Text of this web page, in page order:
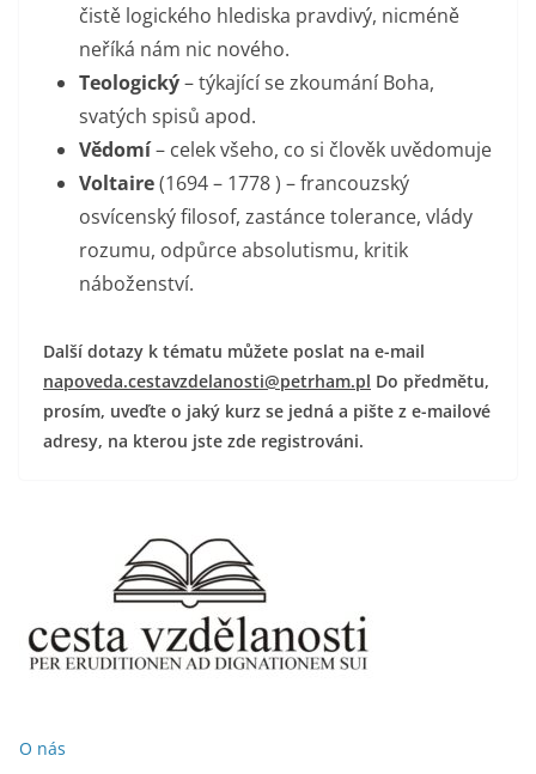
čistě logického hlediska pravdivý, nicméně
neříká nám nic nového.
Teologický– týkající se zkoumání Boha,
svatých spisů apod.
Vědomí– celek všeho, co si člověk uvědomuje
Voltaire(1694 – 1778 ) – francouzský
osvícenský filosof, zastánce tolerance, vlády
rozumu, odpůrce absolutismu, kritik
náboženství.
Další dotazy k tématu můžete poslat na e-mail
napoveda.cestavzdelanosti@petrham.pl Do předmětu,
prosím, uveďte o jaký kurz se jedná a pište z e-mailové
adresy, na kterou jste zde registrováni.
O nás